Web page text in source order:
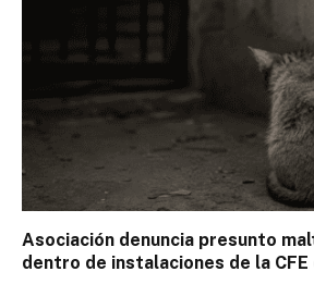
Asociación denuncia presunto
dentro de instalaciones de la CFE